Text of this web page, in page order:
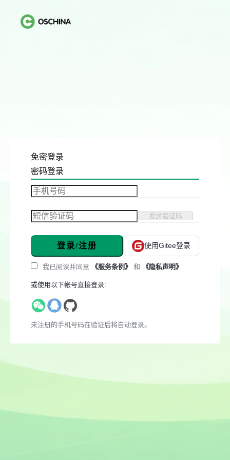
免密登录
密码登录
发送验证码
登录/注册 使用Gitee登录
我已阅读并同意 《服务条例》 和 《隐私声明》
或使用以下帐号直接登录:
未注册的手机号码在验证后将自动登录。